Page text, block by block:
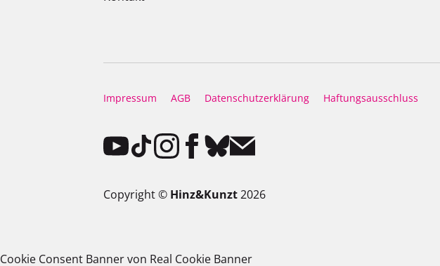
Impressum AGB Datenschutzerklärung Haftungsausschluss
Copyright © Hinz&Kunzt2026
Cookie Consent Banner von Real Cookie Banner